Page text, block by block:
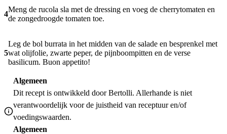
4
Meng de rucola sla met de dressing en voeg de cherrytomaten en
de zongedroogde tomaten toe.
5
Leg de bol burrata in het midden van de salade en besprenkel met
wat olijfolie, zwarte peper, de pijnboompitten en de verse
basilicum. Buon appetito!
Algemeen
Dit recept is ontwikkeld door Bertolli. Allerhande is niet
verantwoordelijk voor de juistheid van receptuur en/of
voedingswaarden.
Algemeen